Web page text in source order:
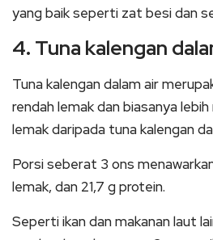
yang baik seperti zat besi dan
4. Tuna kalengan
Tuna kalengan dalam air
rendah lemak dan biasanya
lemak daripada tuna kalengan
Porsi seberat 3 ons
lemak, dan 21,7 g protein.
Seperti ikan dan makanan laut